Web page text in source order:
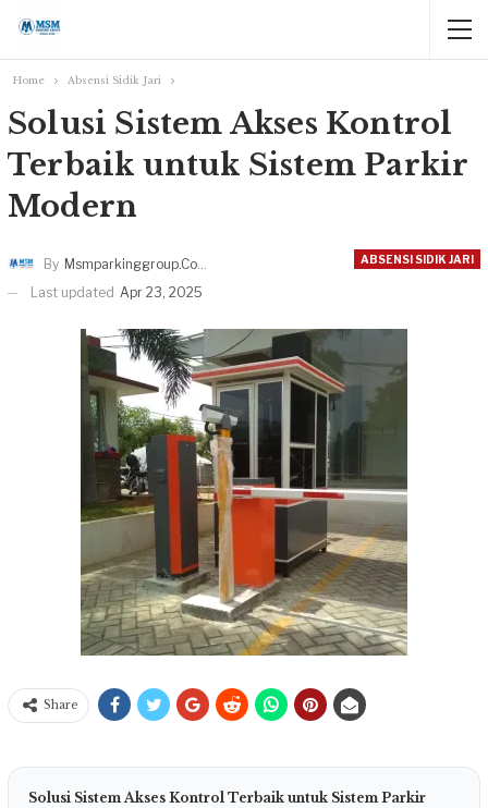
Home Absensi Sidik Jari
Solusi Sistem Akses Kontrol
Terbaik untuk Sistem Parkir
Modern
ABSENSI SIDIK JARI
By Msmparkinggroup.com
Last updated Apr 23, 2025
Share
Solusi Sistem Akses Kontrol Terbaik untuk Sistem Parkir